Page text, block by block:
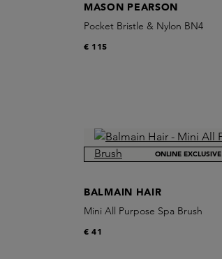
MASON PEARSON
Pocket Bristle & Nylon BN4
€ 115
ONLINE EXCLUSIVE
BALMAIN HAIR
Mini All Purpose Spa Brush
€ 41